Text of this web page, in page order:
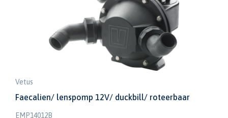
Vetus
Faecalien/ lenspomp 12V/ duckbill/ roteerbaar
EMP14012B